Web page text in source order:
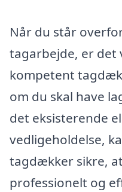
Når du står
tagarbejde, er det
kompetent
om du skal have
det eksisterende
vedligeholdelse,
tagdækker sikre,
professionelt og